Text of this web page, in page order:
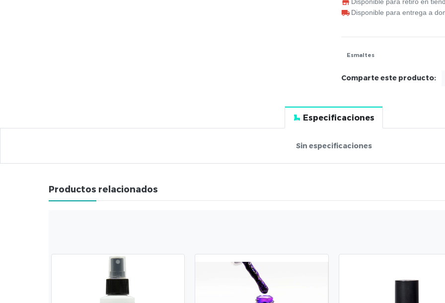
Disponible para entrega a
Esmaltes
Comparte este producto:
Especificaciones
Sin especificaciones
Productos relacionados